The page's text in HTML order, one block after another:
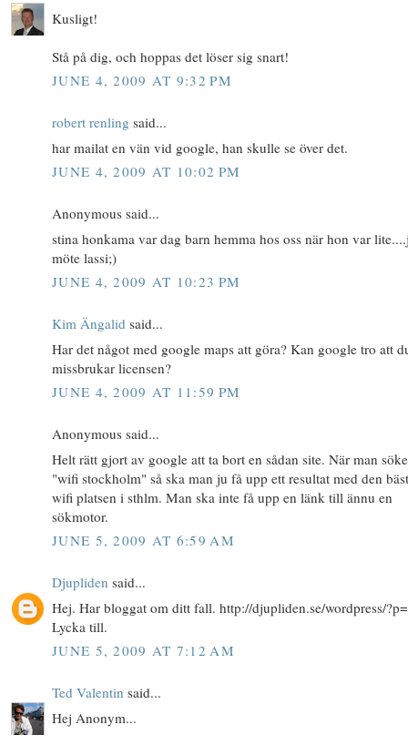
Kusligt!
Stå på dig, och hoppas det löser sig snart!
JUNE 4, 2009 AT 9:32 PM
robert renling said...
har mailat en vän vid google, han skulle se över det.
JUNE 4, 2009 AT 10:02 PM
Anonymous said...
stina honkama var dag barn hemma hos oss när hon var
möte lassi;)
JUNE 4, 2009 AT 10:23 PM
Kim Ängalid said...
Har det något med google maps att göra? Kan google tro att
missbrukar licensen?
JUNE 4, 2009 AT 11:59 PM
Anonymous said...
Helt rätt gjort av google att ta bort en sådan site. När man
"wifi stockholm" så ska man ju få upp ett resultat med den
wifi platsen i sthlm. Man ska inte få upp en länk till ännu en
sökmotor.
JUNE 5, 2009 AT 6:59 AM
Djupliden said...
Hej. Har bloggat om ditt fall. http://djupliden.se/wordpress/
Lycka till.
JUNE 5, 2009 AT 7:12 AM
Ted Valentin said...
Hej Anonym...